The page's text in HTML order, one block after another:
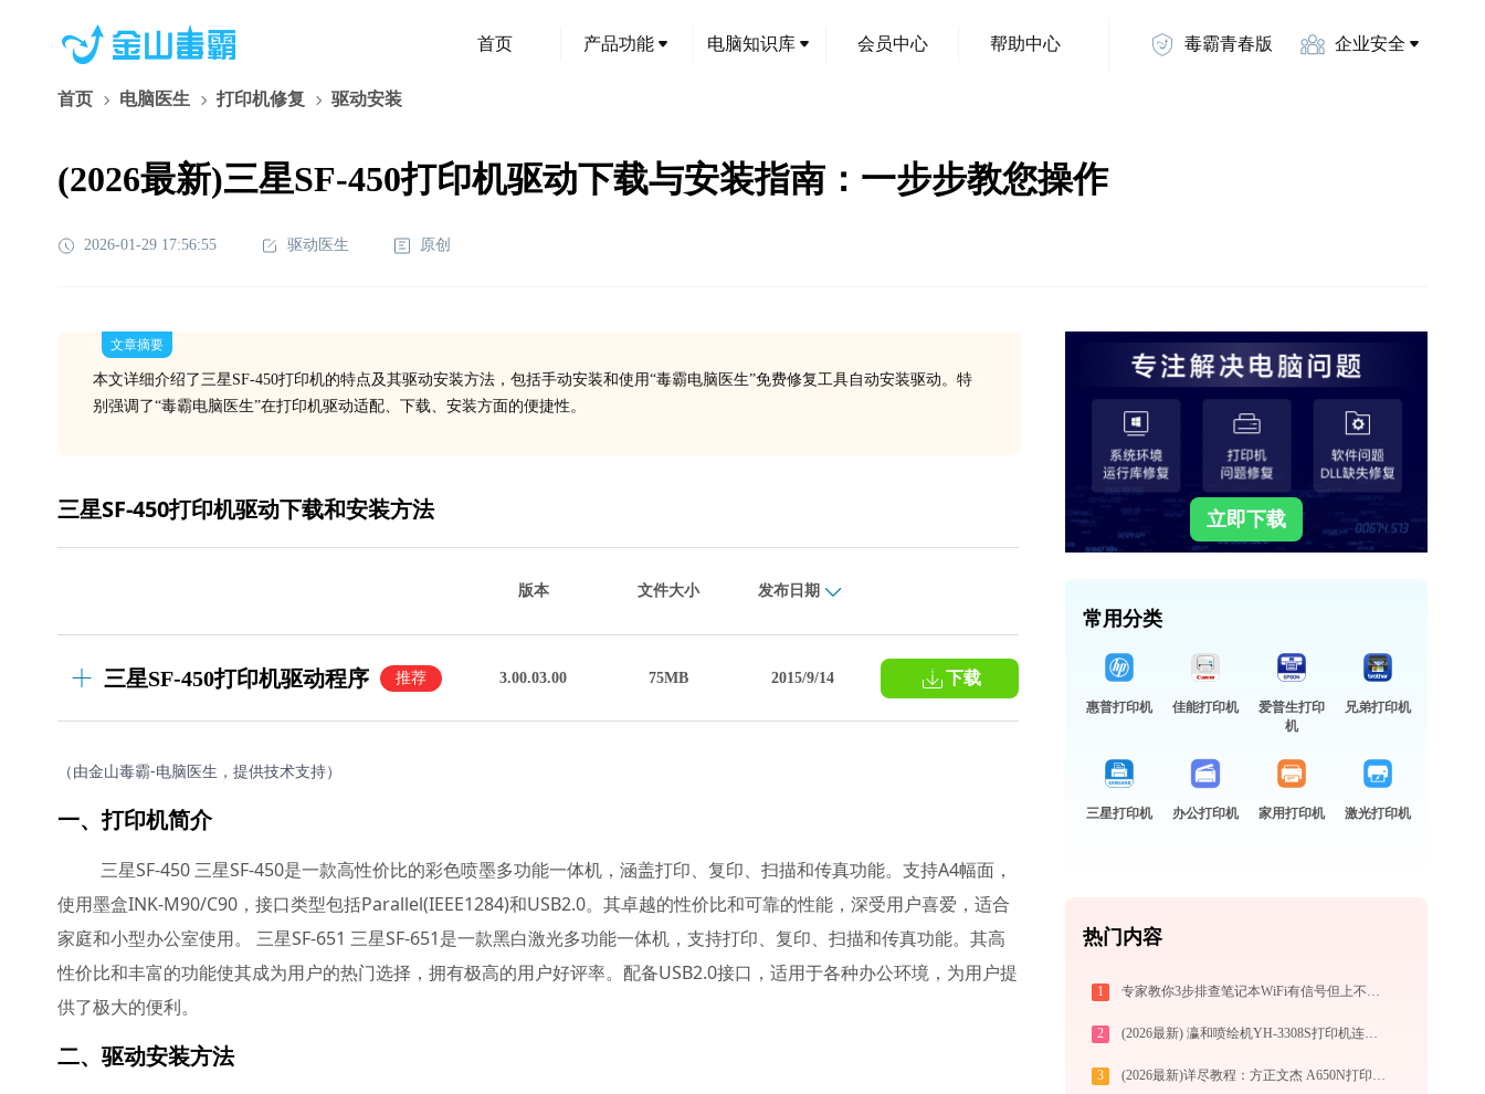
首页 产品功能 电脑知识库 会员中心 帮助中心 毒霸青春版 企业安全
首页 电脑医生 打印机修复 驱动安装
(2026最新)三星SF-450打印机驱动下载与安装指南：一步步教您操作
2026-01-29 17:56:55 驱动医生 原创
文章摘要
本文详细介绍了三星SF-450打印机的特点及其驱动安装方法，包括手动安装和使用“毒霸电脑医生”免费修复工具自动安装驱动。特
别强调了“毒霸电脑医生”在打印机驱动适配、下载、安装方面的便捷性。
三星SF-450打印机驱动下载和安装方法
版本 文件大小 发布日期
三星SF-450打印机驱动程序 推荐 3.00.03.00 75MB 2015/9/14 下载
（由金山毒霸-电脑医生，提供技术支持）
一、打印机简介
三星SF-450 三星SF-450是一款高性价比的彩色喷墨多功能一体机，涵盖打印、复印、扫描和传真功能。支持A4幅面，
使用墨盒INK-M90/C90，接口类型包括Parallel(IEEE1284)和USB2.0。其卓越的性价比和可靠的性能，深受用户喜爱，适合
家庭和小型办公室使用。 三星SF-651 三星SF-651是一款黑白激光多功能一体机，支持打印、复印、扫描和传真功能。其高
性价比和丰富的功能使其成为用户的热门选择，拥有极高的用户好评率。配备USB2.0接口，适用于各种办公环境，为用户提
供了极大的便利。
二、驱动安装方法
立即下载
常用分类
惠普打印机 佳能打印机
爱普生打印
机
兄弟打印机
三星打印机 办公打印机 家用打印机 激光打印机
热门内容
1 专家教你3步排查笔记本WiFi有信号但上不了网
2 (2026最新) 瀛和喷绘机YH-3308S打印机连接问题解决方法 -金山毒霸
3 (2026最新)详尽教程：方正文杰 A650N打印机驱动的正确下载与安装方式